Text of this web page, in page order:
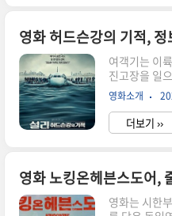
먼드의 이상
파버스라는
에블린에게
린은 웨이먼
배웁니다. 다
력을 체험하
니다. 에블린
여객기는 이
진고장을 일
슨강으로 비
생존을 선택
실화를 배경
거리 감독소
어웨이즈
영화입니다.
잃은 비행기
영화소개
더보기 ››
영화는 시한